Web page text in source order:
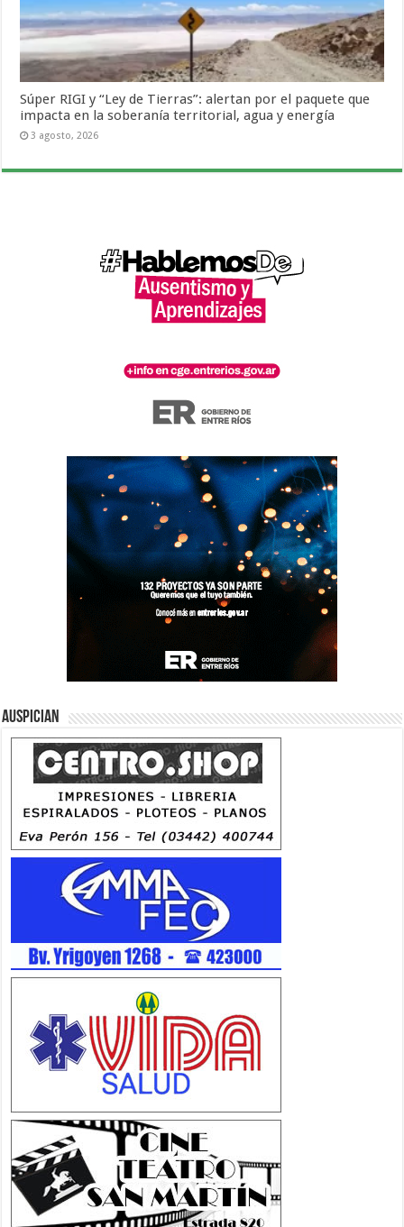
Súper RIGI y “Ley de Tierras”: alertan por el paquete que
impacta en la soberanía territorial, agua y energía
3 agosto, 2026
Auspician